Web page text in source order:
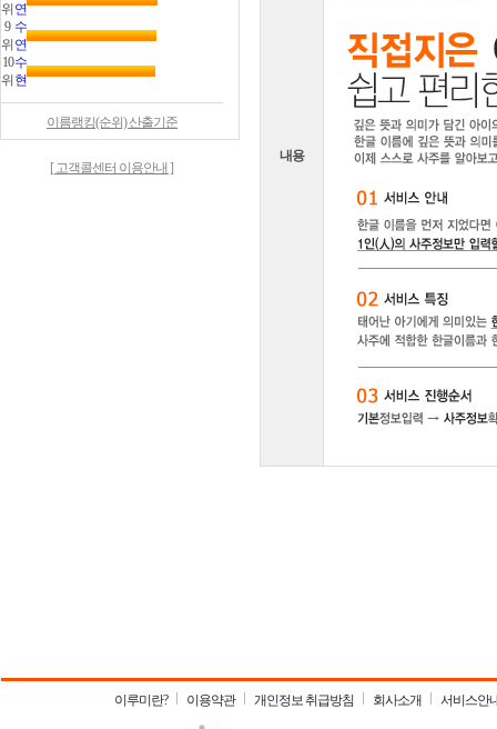
위 연
9
위
수
연
10
위
수
현
이름랭킹(순위) 산출기준
[ 고객콜센터 이용안내 ]
내용
이루미란? 이용약관 개인정보 취급방침 회사소개 서비스안